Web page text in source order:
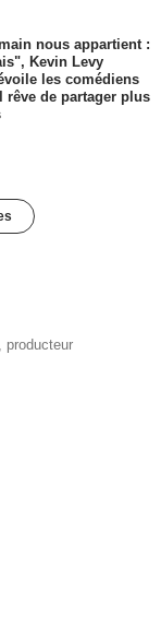
nous appartient :
Kevin Levy
les comédiens
rêve de partager plus
producteur